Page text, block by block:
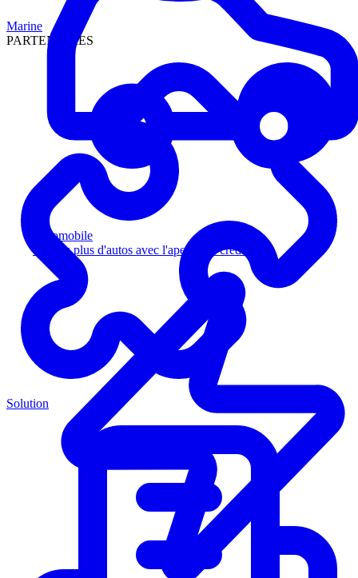
Automobile
Vendez plus d'autos avec l'aperçu de crédit
Marine
PARTENAIRES
Solution